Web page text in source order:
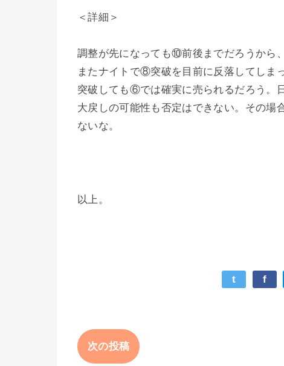
＜詳細＞
調整が先になっても⑩前後までだろうから
またナイトで⑧突破を目前に反落してしま
突破しても⑥では確実に売られるだろう。
大戻しの可能性も否定はできない。その
ないな。
以上。
t f
次の投稿